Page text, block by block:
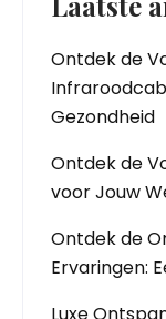
Ontdek de
Gezondheid
Ontdek de
voor Jouw
Ontdek de
Ervaringen: